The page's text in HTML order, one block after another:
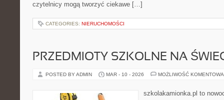
czytelnicy mogą tworzyć ciekawe […]
CATEGORIES: NIERUCHOMOŚCI
PRZEDMIOTY SZKOLNE NA
POSTED BY ADMIN MAR - 10 - 2026 MOŻLIWOŚĆ
szkolakamionka.pl to